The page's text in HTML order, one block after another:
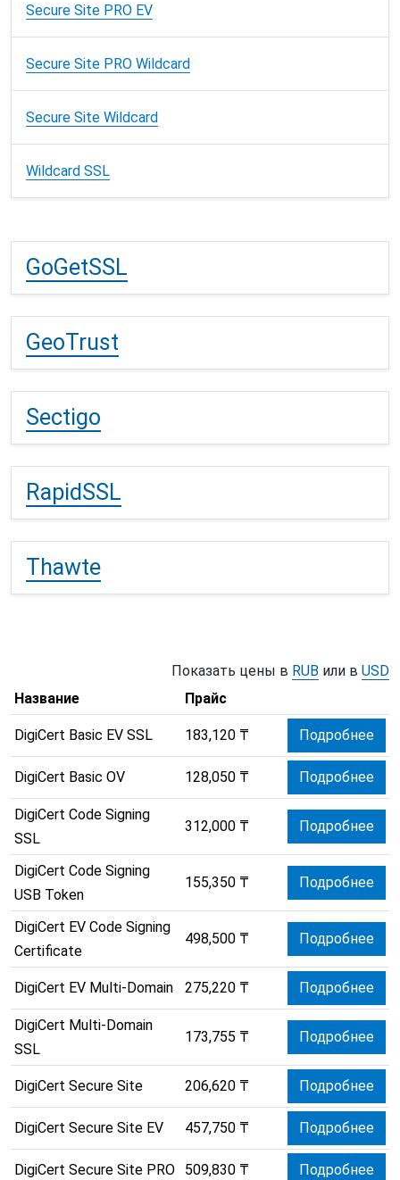
Secure Site PRO EV
Secure Site PRO Wildcard
Secure Site Wildcard
Wildcard SSL
GoGetSSL
GeoTrust
Sectigo
RapidSSL
Thawte
Показать цены в RUB или в USD
Название
Прайс
DigiCert Basic EV SSL 183,120 ₸ Подробнее
DigiCert Basic OV 128,050 ₸ Подробнее
DigiCert Code Signing
SSL
312,000 ₸ Подробнее
DigiCert Code Signing
USB Token
155,350 ₸ Подробнее
DigiCert EV Code Signing
Certificate
498,500 ₸ Подробнее
DigiCert EV Multi-Domain 275,220 ₸ Подробнее
DigiCert Multi-Domain
SSL
173,755 ₸ Подробнее
DigiCert Secure Site 206,620 ₸ Подробнее
DigiCert Secure Site EV 457,750 ₸ Подробнее
DigiCert Secure Site PRO 509,830 ₸ Подробнее